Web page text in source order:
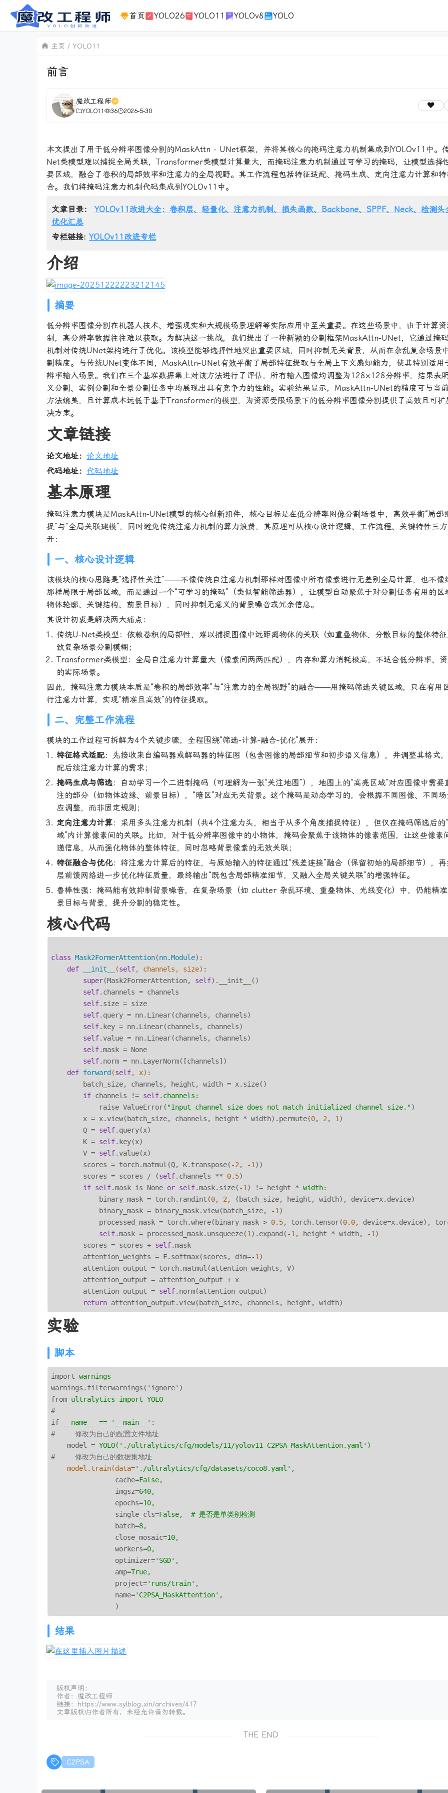
首页 YOLO26 YOLO11 YOLOv8 YOLO
主页 YOLO11
前言
魔改工程师
YOLO11 36 2026-5-30
本文提出了用于低分辨率图像分割的MaskAttn - UNet框架，并将其核心的掩码注意力机制集成到YOLOv11中。
Net类模型难以捕捉全局关联，Transformer类模型计算量大，而掩码注意力机制通过可学习的掩码，让模型选择
要区域，融合了卷积的局部效率和注意力的全局视野。其工作流程包括特征适配、掩码生成、定向注意力计算和
合。我们将掩码注意力机制代码集成到YOLOv11中。
文章目录： YOLOv11改进大全：卷积层、轻量化、注意力机制、损失函数、Backbone、SPPF、Neck、检测头
优化汇总
专栏链接: YOLOv11改进专栏
介绍
摘要
低分辨率图像分割在机器人技术、增强现实和大规模场景理解等实际应用中至关重要。在这些场景中，由于计算
制，高分辨率数据往往难以获取。为解决这一挑战，我们提出了一种新颖的分割框架MaskAttn-UNet，它通过掩
机制对传统UNet架构进行了优化。该模型能够选择性地突出重要区域，同时抑制无关背景，从而在杂乱复杂场景
割精度。与传统UNet变体不同，MaskAttn-UNet有效平衡了局部特征提取与全局上下文感知能力，使其特别适用
辨率输入场景。我们在三个基准数据集上对该方法进行了评估，所有输入图像均调整为128×128分辨率，结果表
义分割、实例分割和全景分割任务中均展现出具有竞争力的性能。实验结果显示，MaskAttn-UNet的精度可与当
方法媲美，且计算成本远低于基于Transformer的模型，为资源受限场景下的低分辨率图像分割提供了高效且可扩
决方案。
文章链接
论文地址： 论文地址
代码地址： 代码地址
基本原理
掩码注意力模块是MaskAttn-UNet模型的核心创新组件，核心目标是在低分辨率图像分割场景中，高效平衡“局部
捉”与“全局关联建模”，同时避免传统注意力机制的算力浪费，其原理可从核心设计逻辑、工作流程、关键特性三
开：
一、核心设计逻辑
该模块的核心思路是“选择性关注”——不像传统自注意力机制那样对图像中所有像素进行无差别全局计算，也不像
那样局限于局部区域，而是通过一个“可学习的掩码”（类似智能筛选器），让模型自动聚焦于对分割任务有用的区
物体轮廓、关键结构、前景目标），同时抑制无意义的背景噪音或冗余信息。
其设计初衷是解决两大痛点：
传统U-Net类模型：依赖卷积的局部性，难以捕捉图像中远距离物体的关联（如重叠物体、分散目标的整体特
致复杂场景分割模糊；
Transformer类模型：全局自注意力计算量大（像素间两两匹配），内存和算力消耗极高，不适合低分辨率、
的实际场景。
因此，掩码注意力模块本质是“卷积的局部效率”与“注意力的全局视野”的融合——用掩码筛选关键区域，只在有用
行注意力计算，实现“精准且高效”的特征提取。
二、完整工作流程
模块的工作过程可拆解为4个关键步骤，全程围绕“筛选-计算-融合-优化”展开：
特征格式适配：先接收来自编码器或解码器的特征图（包含图像的局部细节和初步语义信息），并调整其格式
配后续注意力计算的需求；
掩码生成与筛选：自动学习一个二进制掩码（可理解为一张“关注地图”），地图上的“高亮区域”对应图像中需要
注的部分（如物体边缘、前景目标），“暗区”对应无关背景。这个掩码是动态学习的，会根据不同图像、不同
应调整，而非固定规则；
定向注意力计算：采用多头注意力机制（共4个注意力头，相当于从多个角度捕捉特征），但仅在掩码筛选后的
域”内计算像素间的关联。比如，对于低分辨率图像中的小物体，掩码会聚焦于该物体的像素范围，让这些像素
递信息，从而强化物体的整体特征，同时忽略背景像素的无效关联；
特征融合与优化：将注意力计算后的特征，与原始输入的特征通过“残差连接”融合（保留初始的局部细节），
层前馈网络进一步优化特征质量，最终输出“既包含局部精准细节，又融入全局关键关联”的增强特征。
鲁棒性强：掩码能有效抑制背景噪音，在复杂场景（如 clutter 杂乱环境、重叠物体、光线变化）中，仍能精
景目标与背景，提升分割的稳定性。
核心代码
class Mask2FormerAttention(nn.Module):
def
__init__ (self, channels, size) :
super(Mask2FormerAttention, self).__init_
()
self.channels = channels
self.size = size
self.query = nn.Linear(channels, channels)
self.key = nn.Linear(channels, channels)
self.value = nn.Linear(channels, channels)
self.mask = None
self.norm = nn.LayerNorm([channels])
def forward (self, x) :
        batch_size, channels, height, width = x.size()
if channels != self. channels:
            raise ValueError(
"Input channel size does not match initialized channel size.")
        x = x.view(batch_size, channels, height * width).permute(
0, 2 , 1 )
        Q =
self.query(x)
        K =
self.key(x)
        V =
self.value(x)
        scores = torch.matmul(Q, K.transpose(-
2 , -1 ))
        scores = scores / (
self.channels ** 0. 5)
if self.mask is None or self.mask.size(-1 ) != height * width:
            binary_mask = torch.randint(
0, 2 , (batch_size, height, width), device=x.device)
            binary_mask = binary_mask.view(batch_size, -
1 )
            processed_mask = torch.where(binary_mask >
0. 5, torch.tensor(0. 0, device=x.device),
self.mask = processed_mask.unsqueeze(1 ).expand(-1 , height * width, -1 )
        scores = scores +
self.mask
        attention_weights = F.softmax(scores, dim=-
1 )
        attention_output = torch.matmul(attention_weights, V)
        attention_output = attention_output + x
        attention_output =
self.norm(attention_output)
return
实验
脚本
import warnings
warnings.filterwarnings('ignore')
from ultralytics import YOLO
#
if
__name__ == '__main__':
#     修改为自己的配置文件地址
model
= YOLO('./ultralytics/cfg/models/11/yolov11-C2PSA_MaskAttention.yaml')
#     修改为自己的数据集地址
model.train(data='./ultralytics/cfg/datasets/coco8.yaml',
cache=False,
imgsz=640,
epochs=10,
single_cls=False,  # 是否是单类别检测
batch=8,
close_mosaic=10,
workers=0,
optimizer='SGD',
amp=True,
project='runs/train',
name='C2PSA_MaskAttention',
)
结果
版权声明：
作者：魔改工程师
链接：https://www.sylblog.xin/archives/417
文章版权归作者所有，未经允许请勿转载。
THE END
C2PSA